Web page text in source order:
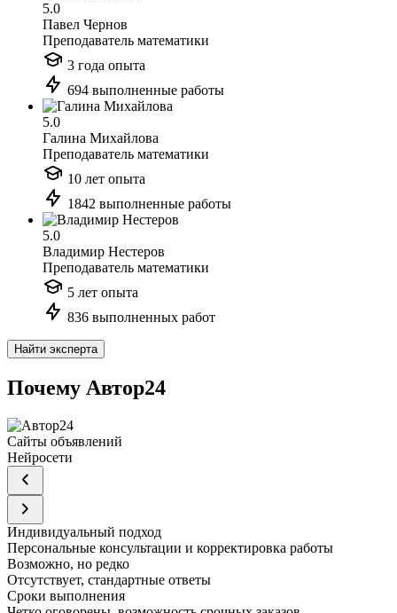
5.0
Павел Чернов
Преподаватель математики
3 года опыта
694 выполненные работы
5.0
Галина Михайлова
Преподаватель математики
10 лет опыта
1842 выполненные работы
5.0
Владимир Нестеров
Преподаватель математики
5 лет опыта
836 выполненных работ
Найти эксперта
Почему Автор24
Сайты объявлений
Нейросети
Индивидуальный подход
Персональные консультации и корректировка работы
Возможно, но редко
Отсутствует, стандартные ответы
Сроки выполнения